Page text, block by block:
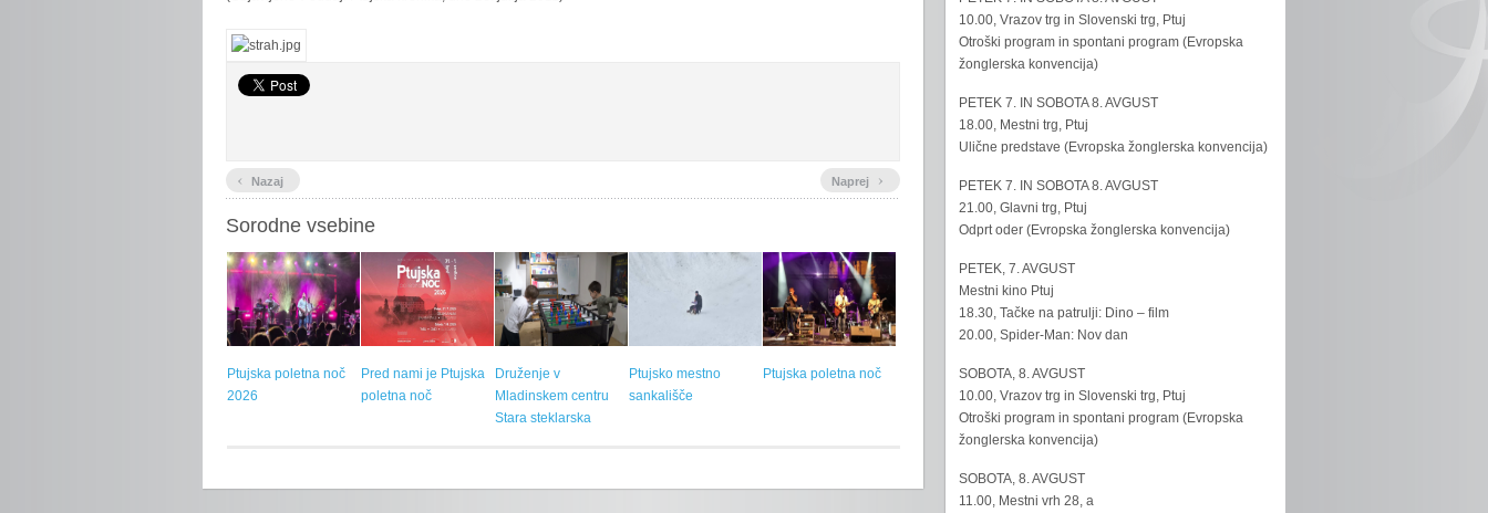
‹ Nazaj Naprej ›
Sorodne vsebine
Ptujska poletna noč
2026
Pred nami je Ptujska
poletna noč
Druženje v
Mladinskem centru
Stara steklarska
Ptujsko mestno
sankališče
Ptujska poletna noč
10.00, Vrazov trg in Slovenski trg, Ptuj
Otroški program in spontani program (Evropska
žonglerska konvencija)
PETEK 7. IN SOBOTA 8. AVGUST
18.00, Mestni trg, Ptuj
Ulične predstave (Evropska žonglerska konvencija)
PETEK 7. IN SOBOTA 8. AVGUST
21.00, Glavni trg, Ptuj
Odprt oder (Evropska žonglerska konvencija)
PETEK, 7. AVGUST
Mestni kino Ptuj
18.30, Tačke na patrulji: Dino – film
20.00, Spider-Man: Nov dan
SOBOTA, 8. AVGUST
10.00, Vrazov trg in Slovenski trg, Ptuj
Otroški program in spontani program (Evropska
žonglerska konvencija)
SOBOTA, 8. AVGUST
11.00, Mestni vrh 28, a